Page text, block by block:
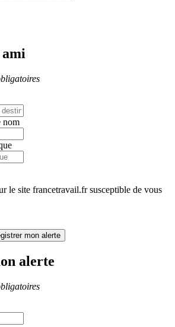
nom
le site francetravail.fr susceptible de vous
mon alerte
alerte